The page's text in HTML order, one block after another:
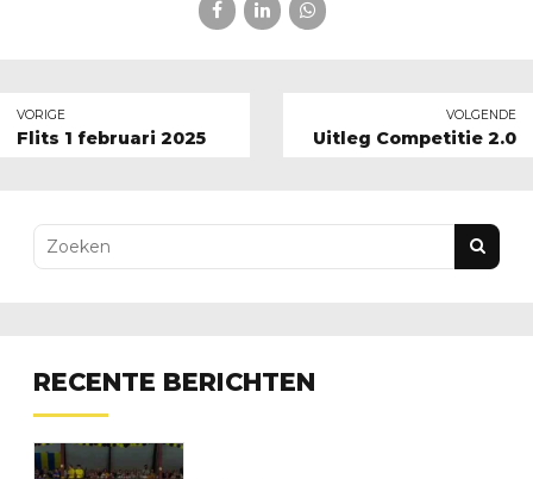
VORIGE
Flits 1 februari 2025
VOLGENDE
Uitleg Competitie 2.0
RECENTE BERICHTEN